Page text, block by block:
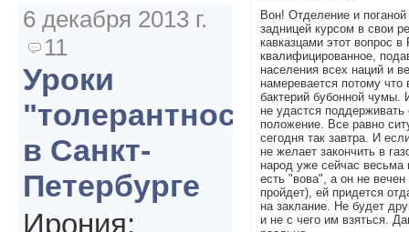
Вон! Отделение и
задницей курсом в свои
кавказцами этот вопрос
квалифицированное,
населения всех наций и
намеревается потому
бактерий бубонной чумы.
не удастся
положение. Все равно
сегодня так завтра. И
не желает закончить в
народ уже сейчас весьма
есть "вова", а он не
пройдет), ей придется
на заклание. Не будет
и не с чего им взяться.
6 декабря 2013 г.
11
Уроки
"толерантности"
в Санкт-
Петербурге
Ирония: